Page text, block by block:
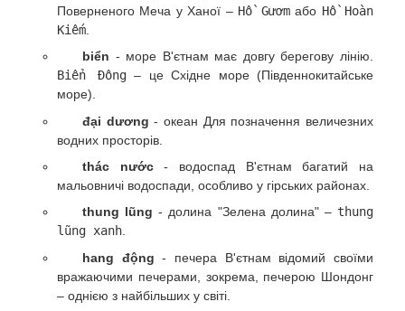
Поверненого Меча у Ханої – Hồ Gươmабо Hồ Hoàn
Kiếm
biển - море В'єтнам має довгу берегову лінію.
Biển Đông– це Східне море (Південнокитайське
море).
đại dương - океан Для позначення величезних
водних просторів.
thác nước- водоспад В'єтнам багатий на
мальовничі водоспади, особливо у гірських районах.
thung lũng - долина "Зелена долина" – thung
lũng xanh.
hang động - печера В'єтнам відомий своїми
вражаючими печерами, зокрема, печерою Шондонг
– однією з найбільших у світі.